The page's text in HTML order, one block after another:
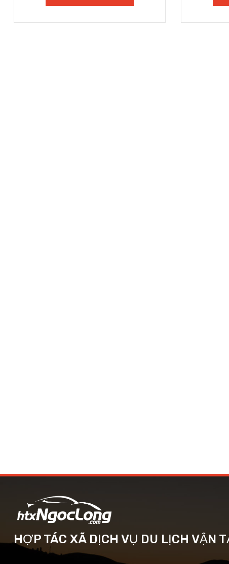
HỢP TÁC XÃ DỊCH VỤ DU LỊCH VẬN